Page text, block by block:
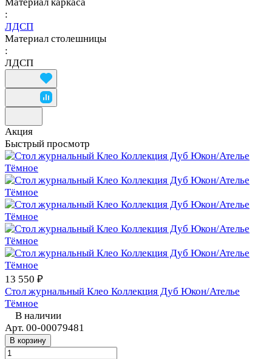
Материал каркаса
:
ЛДСП
Материал столешницы
:
ЛДСП
Акция
Быстрый просмотр
13 550 ₽
Стол журнальный Клео Коллекция Дуб Юкон/Ателье
Тёмное
В наличии
Арт. 00-00079481
В корзину